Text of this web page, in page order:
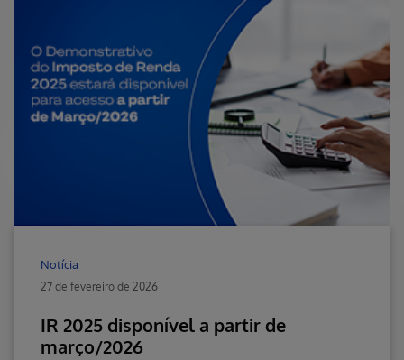
Notícia
27 de fevereiro de 2026
IR 2025 disponível a partir de
março/2026